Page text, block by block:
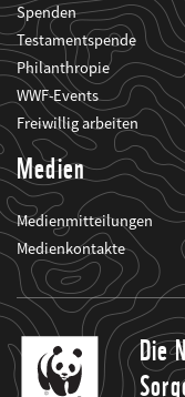
Spenden
Testamentspende
Philanthropie
WWF-Events
Freiwillig arbeiten
Medien
Medienmitteilungen
Medienkontakte
Die